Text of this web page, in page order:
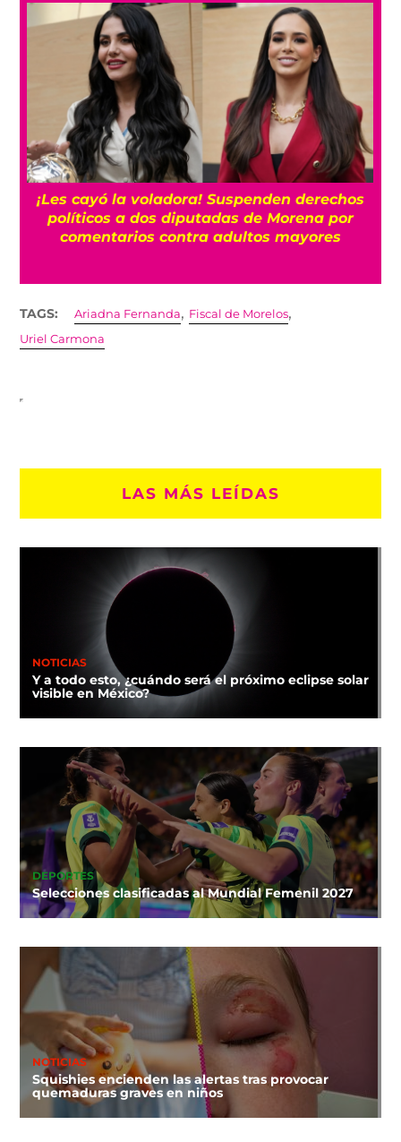
“Es horrible”: El cáncer de próstata de Joe
Biden se ha extendido, según su hijo Hunter
TAGS: Ariadna Fernanda, Fiscal de Morelos,
Uriel Carmona
LAS MÁS LEÍDAS
NOTICIAS
Y a todo esto, ¿cuándo será el próximo eclipse solar
visible en México?
DEPORTES
Selecciones clasificadas al Mundial Femenil 2027
NOTICIAS
Squishies encienden las alertas tras provocar
quemaduras graves en niños